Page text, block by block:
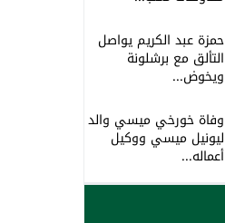
حمزة عبد الكريم يواصل
التألق مع برشلونة
ويخوض...
وفاة خورخي ميسي والد
ليونيل ميسي ووكيل
أعماله...